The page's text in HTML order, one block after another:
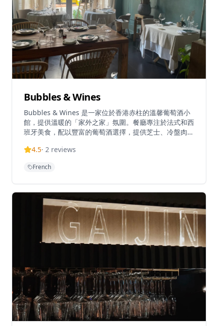
Bubbles & Wines
Bubbles & Wines 是一家位於香港赤柱的溫馨葡萄酒小
館，提供溫暖的「家外之家」氛圍。餐廳專注於法式和西
班牙美食，配以豐富的葡萄酒選擇，提供芝士、冷盤肉類
Evan和Ocean擁有，提供熱情款待和專業的葡萄酒推
菇（HK$120）、慢煮八爪魚配意式青瓜麵、橄欖、番茄
（HK$280），以及簡單黑椒調味的中熟封門柳扒。餐廳
隱藏於赤柱市集附近，營造出舒適的歐洲氛圍，非常適合
朋友或家人聚會。營業時間為星期四16:00-23:00、星期
五16:00-23:00、星期六12:00-23:00和星期日12:00-
17:00（星期一至三休息）。餐廳適合家庭用餐，接受多
種付款方式，包括Visa、萬事達卡、美國運通卡、銀聯、
Apple Pay和現金，另加10%服務費。可透過WhatsApp
4.5· 2 reviews
French